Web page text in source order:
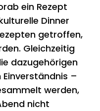
ein Rezept
Dinner
getroffen,
Gleichzeitig
dazugehörigen
–
werden,
nicht